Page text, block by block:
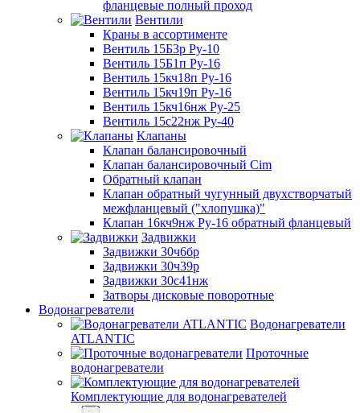
фланцевые полный проход
Вентили
Краны в ассортименте
Вентиль 15Б3р Ру-10
Вентиль 15Б1п Ру-16
Вентиль 15кч18п Ру-16
Вентиль 15кч19п Ру-16
Вентиль 15кч16нж Ру-25
Вентиль 15с22нж Ру-40
Клапаны
Клапан балансировочный
Клапан балансировочный Cim
Обратный клапан
Клапан обратный чугунный двухстворчатый
межфланцевый ("хлопушка)"
Клапан 16кч9нж Ру-16 обратный фланцевый
Задвижки
Задвижки 30ч6бр
Задвижки 30ч39р
Задвижки 30с41нж
Затворы дисковые поворотные
Водонагреватели
Водонагреватели
ATLANTIC
Проточные
водонагреватели
Комплектующие для водонагревателей